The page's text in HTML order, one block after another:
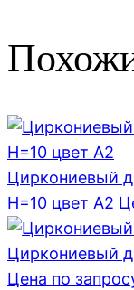
Циркониевый
H=10 цвет A2
Циркониевый
Цена по